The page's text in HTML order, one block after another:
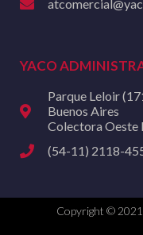
YACO
Parque Leloir
Buenos Aires
Colectora Oeste
(54-11) 2118-
Copyright ©